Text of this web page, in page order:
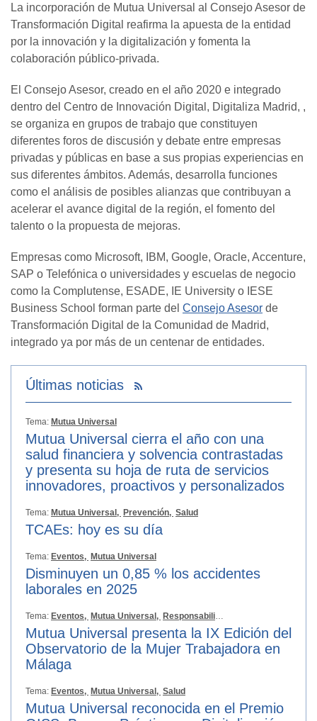
La incorporación de Mutua Universal al Consejo Asesor de
Transformación Digital reafirma la apuesta de la entidad
por la innovación y la digitalización y fomenta la
colaboración público-privada.
El Consejo Asesor, creado en el año 2020 e integrado
dentro del Centro de Innovación Digital, Digitaliza Madrid, ,
se organiza en grupos de trabajo que constituyen
diferentes foros de discusión y debate entre empresas
privadas y públicas en base a sus propias experiencias en
sus diferentes ámbitos. Además, desarrolla funciones
como el análisis de posibles alianzas que contribuyan a
acelerar el avance digital de la región, el fomento del
talento o la propuesta de mejoras.
Empresas como Microsoft, IBM, Google, Oracle, Accenture,
SAP o Telefónica o universidades y escuelas de negocio
como la Complutense, ESADE, IE University o IESE
Business School forman parte del Consejo Asesor de
Transformación Digital de la Comunidad de Madrid,
integrado ya por más de un centenar de entidades.
Últimas noticias
Tema: Mutua Universal
Mutua Universal cierra el año con una
salud financiera y solvencia contrastadas
y presenta su hoja de ruta de servicios
innovadores, proactivos y personalizados
Tema: Mutua Universal, Prevención, Salud
TCAEs: hoy es su día
Tema: Eventos, Mutua Universal
Disminuyen un 0,85 % los accidentes
laborales en 2025
Tema: Eventos, Mutua Universal, Responsabilidad Social
Mutua Universal presenta la IX Edición del
Observatorio de la Mujer Trabajadora en
Málaga
Tema: Eventos, Mutua Universal, Salud
Mutua Universal reconocida en el Premio